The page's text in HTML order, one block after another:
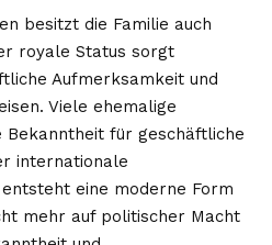
besitzt die Familie auch
royale Status sorgt
Aufmerksamkeit und
Viele ehemalige
Bekanntheit für geschäftliche
internationale
eine moderne Form
mehr auf politischer Macht